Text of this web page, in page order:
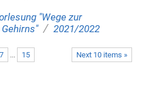
"Wege zur
/ 2021/2022
Next 10 items »
7 ... 15